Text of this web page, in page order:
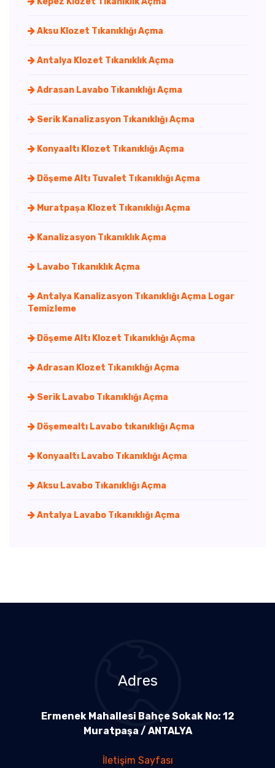
Aksu Klozet Tıkanıklığı Açma
Antalya Klozet Tıkanıklık Açma
Adrasan Lavabo Tıkanıklığı Açma
Serik Kanalizasyon Tıkanıklığı Açma
Konyaaltı Klozet Tıkanıklığı Açma
Döşeme Altı Tuvalet Tıkanıklığı Açma
Muratpaşa Klozet Tıkanıklığı Açma
Kanalizasyon Tıkanıklık Açma
Lavabo Tıkanıklık Açma
Antalya Kanalizasyon Tıkanıklığı Açma Logar
Temizleme
Döşeme Altı Klozet Tıkanıklığı Açma
Adrasan Klozet Tıkanıklığı Açma
Serik Lavabo Tıkanıklığı Açma
Döşemealtı Lavabo tıkanıklığı Açma
Konyaaltı Lavabo Tıkanıklığı Açma
Aksu Lavabo Tıkanıklığı Açma
Antalya Lavabo Tıkanıklığı Açma
Adres
Ermenek Mahallesi Bahçe Sokak No: 12
Muratpaşa / ANTALYA
İletişim Sayfası